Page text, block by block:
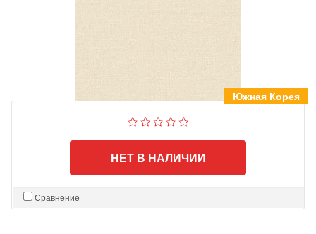
Южная Корея
НЕТ В НАЛИЧИИ
Сравнение